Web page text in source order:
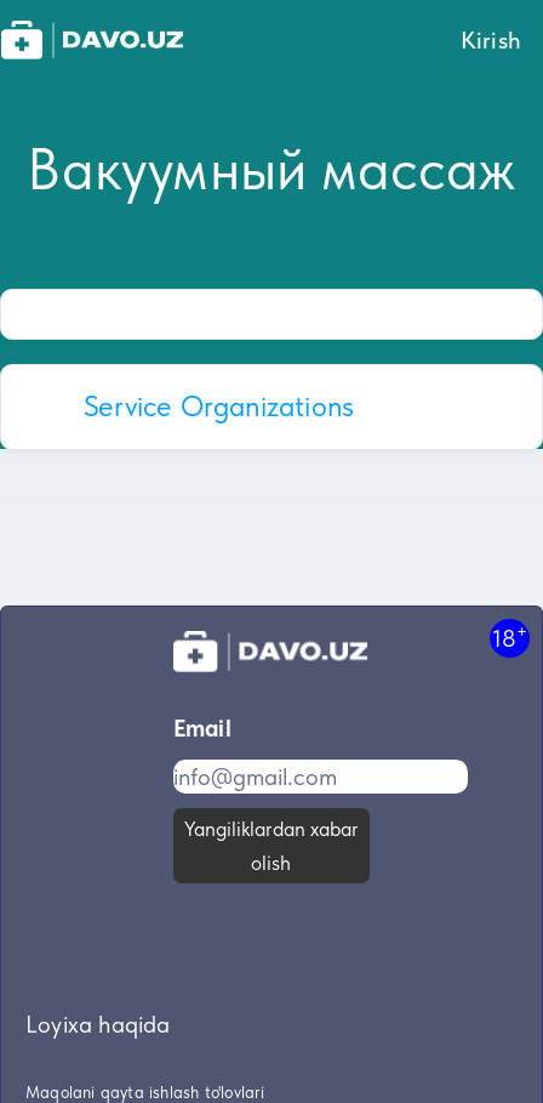
Kirish
Вакуумный массаж
Service Organizations
18+
Email
Yangiliklardan xabar
olish
Loyixa haqida
Maqolani qayta ishlash to'lovlari